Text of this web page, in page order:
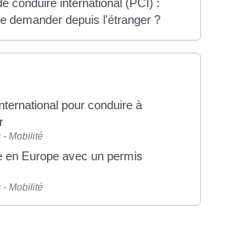
conduire international (PCI) :
demander depuis l'étranger ?
pour conduire à
- Mobilité
en Europe avec un permis
- Mobilité